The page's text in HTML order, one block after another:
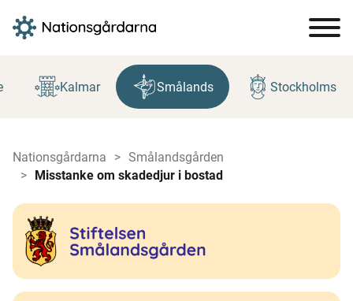
till
innehåll
Kalmar Smålands Stockholms
Nationsgårdarna
Smålandsgården
Misstanke om skadedjur i bostad